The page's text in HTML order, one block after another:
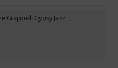
Grappelli Gypsy Jazz